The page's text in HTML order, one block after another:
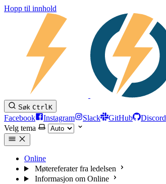
Hopp til innhold
Søk CtrlK
Facebook Instagram Slack GitHub
Discord
Velg tema
Online
Møtereferater fra ledelsen
Informasjon om Online